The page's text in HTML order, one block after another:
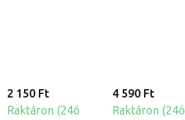
2 150 Ft
Raktáron (24ó
4 590 Ft
Raktáron (24ó